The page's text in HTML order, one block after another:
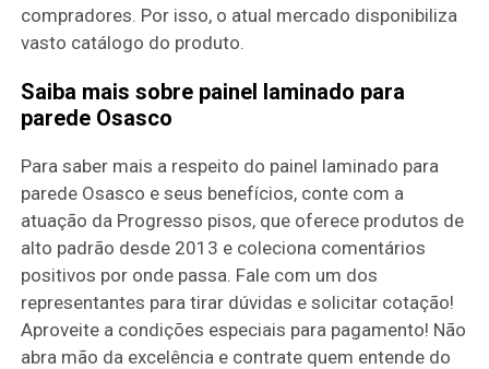
compradores. Por isso, o atual mercado disponibiliza
vasto catálogo do produto.
Saiba mais sobre painel laminado para
parede Osasco
Para saber mais a respeito do painel laminado para
parede Osasco e seus benefícios, conte com a
atuação da Progresso pisos, que oferece produtos de
alto padrão desde 2013 e coleciona comentários
positivos por onde passa. Fale com um dos
representantes para tirar dúvidas e solicitar cotação!
Aproveite a condições especiais para pagamento! Não
abra mão da excelência e contrate quem entende do